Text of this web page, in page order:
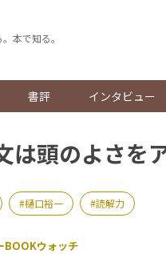
本で知る。
書評 インタビュー
は頭のよさを
樋口裕一 読解力
BOOKウォッチ